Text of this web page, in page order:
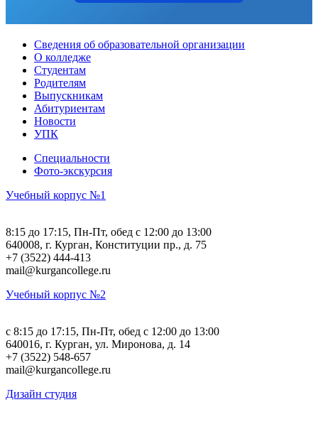
Сведения об образовательной организации
О колледже
Студентам
Родителям
Выпускникам
Абитуриентам
Новости
УПК
Специальности
Фото-экскурсия
Учебный корпус №1
8:15 до 17:15, Пн-Пт, обед с 12:00 до 13:00
640008, г. Курган, Конституции пр., д. 75
+7 (3522) 444-413
mail@kurgancollege.ru
Учебный корпус №2
c 8:15 до 17:15, Пн-Пт, обед с 12:00 до 13:00
640016, г. Курган, ул. Миронова, д. 14
+7 (3522) 548-657
mail@kurgancollege.ru
Дизайн студия